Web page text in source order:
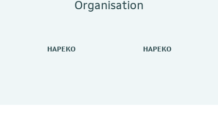
Organisation
HAPEKO HAPEKO